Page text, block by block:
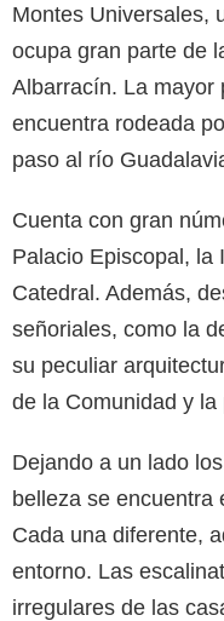
Montes Universales,
ocupa gran parte de
Albarracín. La mayor
encuentra rodeada
paso al río
Cuenta con gran
Palacio Episcopal, la
Catedral. Además,
señoriales, como la
su peculiar
de la Comunidad y
Dejando a un lado
belleza se encuentra
Cada una diferente,
entorno. Las
irregulares de las